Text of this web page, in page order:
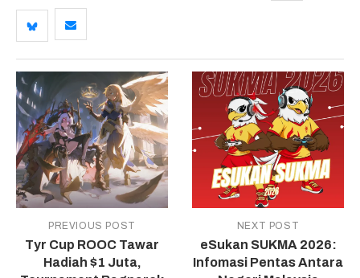
PREVIOUS POST
Tyr Cup ROOC Tawar
Hadiah $1 Juta,
NEXT POST
eSukan SUKMA 2026:
Infomasi Pentas Antara